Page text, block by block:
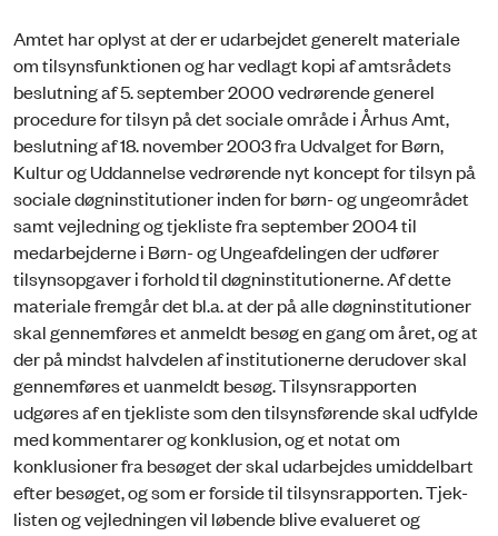
Amtet har oplyst at der er udarbejdet generelt materiale
om tilsynsfunktionen og har vedlagt kopi af amtsrådets
beslutning af 5. september 2000 vedrørende generel
procedure for tilsyn på det sociale område i Århus Amt,
beslutning af 18. november 2003 fra Udvalget for Børn,
Kultur og Uddannelse vedrørende nyt koncept for tilsyn på
sociale døgninstitutioner inden for børn- og ungeområdet
samt vejledning og tjekliste fra september 2004 til
medarbejderne i Børn- og Ungeafdelingen der udfører
tilsynsopgaver i forhold til døgninstitutionerne. Af dette
materiale fremgår det bl.a. at der på alle døgninstitutioner
skal gennemføres et anmeldt besøg en gang om året, og at
der på mindst halvdelen af institutionerne derudover skal
gennemføres et uanmeldt besøg. Tilsynsrapporten
udgøres af en tjekliste som den tilsynsførende skal udfylde
med kommentarer og konklusion, og et notat om
konklusioner fra besøget der skal udarbejdes umiddelbart
efter besøget, og som er forside til tilsynsrapporten. Tjek-
listen og vejledningen vil løbende blive evalueret og